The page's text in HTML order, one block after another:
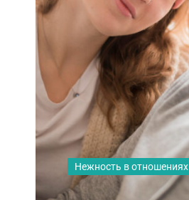
Нежность в отношениях